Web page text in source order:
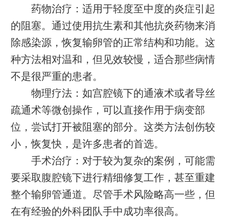
药物治疗：适用于轻度至中度的炎症引起
的阻塞。通过使用抗生素和其他抗炎药物来消
除感染源，恢复输卵管的正常结构和功能。这
种方法相对温和，但见效较慢，适合那些病情
不是很严重的患者。
物理疗法：如宫腔镜下的通液术或者导丝
疏通术等微创操作，可以直接作用于病变部
位，尝试打开被阻塞的部分。这类方法创伤较
小，恢复快，是许多患者的首选。
手术治疗：对于较为复杂的案例，可能需
要采取腹腔镜下进行精细修复工作，甚至重建
整个输卵管通道。尽管手术风险略高一些，但
在有经验的外科团队手中成功率很高。